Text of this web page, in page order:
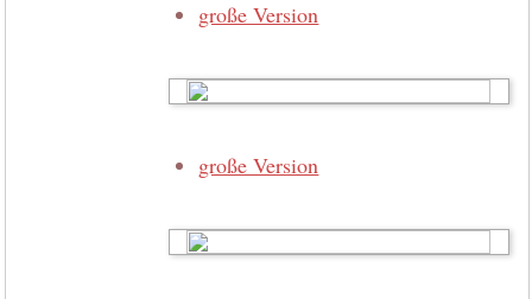
große Version
große Version